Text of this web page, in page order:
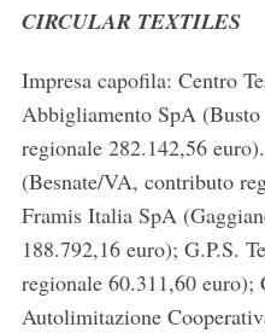
CIRCULAR TEXTILES
Impresa capofila: Centro
Abbigliamento SpA
regionale 282.142,56
(Besnate/VA, contributo
Framis Italia SpA
188.792,16 euro); G.P.S.
regionale 60.311,60
Autolimitazione